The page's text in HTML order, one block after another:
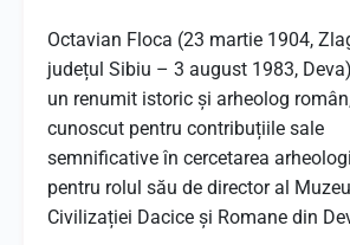
Octavian Floca (23 martie 1904,
județul Sibiu – 3 august 1983,
un renumit istoric și arheolog
cunoscut pentru contribuțiile sale
semnificative în cercetarea
pentru rolul său de director al
Civilizației Dacice și Romane din